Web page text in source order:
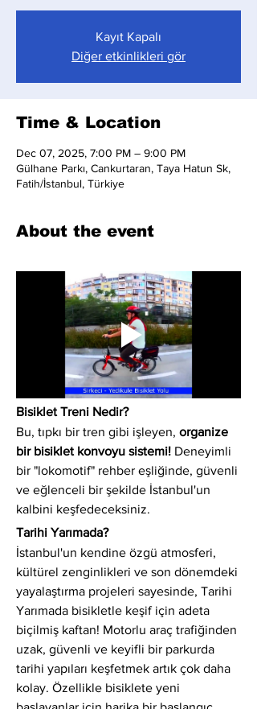
Kayıt Kapalı
Diğer etkinlikleri gör
Time & Location
Dec 07, 2025, 7:00 PM – 9:00 PM
Gülhane Parkı, Cankurtaran, Taya Hatun Sk,
Fatih/İstanbul, Türkiye
About the event
Bisiklet Treni Nedir?
Bu, tıpkı bir tren gibi işleyen, organize
bir bisiklet konvoyu sistemi! Deneyimli
bir "lokomotif" rehber eşliğinde, güvenli
ve eğlenceli bir şekilde İstanbul'un
kalbini keşfedeceksiniz.
Tarihi Yarımada?
İstanbul'un kendine özgü atmosferi,
kültürel zenginlikleri ve son dönemdeki
yayalaştırma projeleri sayesinde, Tarihi
Yarımada bisikletle keşif için adeta
biçilmiş kaftan! Motorlu araç trafiğinden
uzak, güvenli ve keyifli bir parkurda
tarihi yapıları keşfetmek artık çok daha
kolay. Özellikle bisiklete yeni